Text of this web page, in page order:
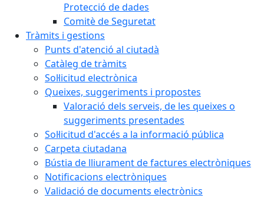
Protecció de dades
Comitè de Seguretat
Tràmits i gestions
Punts d'atenció al ciutadà
Catàleg de tràmits
Sol·licitud electrònica
Queixes, suggeriments i propostes
Valoració dels serveis, de les queixes o
suggeriments presentades
Sol·licitud d'accés a la informació pública
Carpeta ciutadana
Bústia de lliurament de factures electròniques
Notificacions electròniques
Validació de documents electrònics